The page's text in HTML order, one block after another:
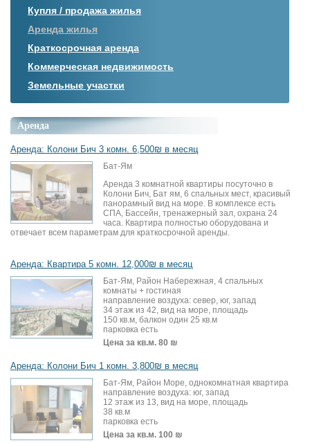
Купля / продажа жилья
Аренда жилья
Краткосрочная аренда
Коммерческая недвижимость
Земельные участки
Аренда
Аренда: Колони Бич 3 комн. 6,500₪ в месяц
Бат-Ям
Аренда 3 комнатной квартиры посуточно в
Колони Бич, Бат ям, 6 спальных мест, красивый
панорамный вид на море. В комплексе есть
СПА, Бассейн, тренажерный зал, охрана 24
часа. Квартира полностью оборудована и
отвечает всем параметрам для краткосрочной аренды.
Аренда: Квартира 5 комн. 12,000₪ в месяц
Бат-Ям, Район Набережная, 4 спальных
комнаты + гостиная
направление воздуха: север, юг, запад
34 этаж из 42, вид на море, площадь
150 кв.м, балкон один 25 кв.м
парковка есть
Цена за кв.м. 80 ₪
Аренда: Колони Бич 1 комн. 3,800₪ в месяц
Бат-Ям, Район Море, однокомнатная квартира
направление воздуха: юг, запад
12 этаж из 13, вид на море, площадь
38 кв.м
парковка есть
Цена за кв.м. 100 ₪